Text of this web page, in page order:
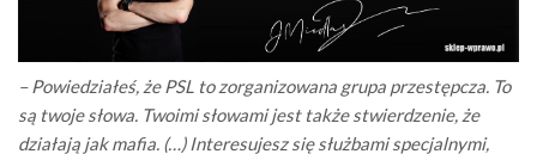
– Powiedziałeś, że PSL to zorganizowana grupa przestępcza. To
są twoje słowa. Twoimi słowami jest także stwierdzenie, że
działają jak mafia. (…) Interesujesz się służbami specjalnymi,